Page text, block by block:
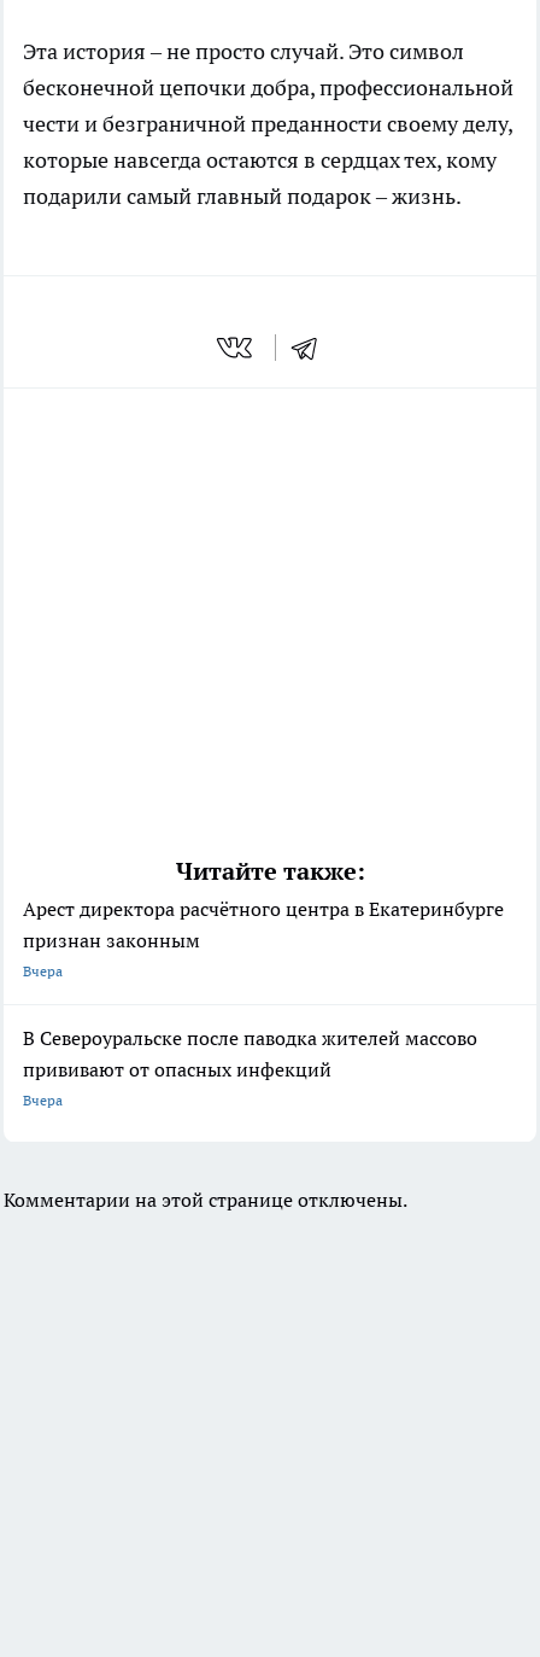
Эта история – не просто случай. Это символ
бесконечной цепочки добра, профессиональной
чести и безграничной преданности своему делу,
которые навсегда остаются в сердцах тех, кому
подарили самый главный подарок – жизнь.
Читайте также:
Арест директора расчётного центра в Екатеринбурге
признан законным
Вчера
В Североуральске после паводка жителей массово
прививают от опасных инфекций
Вчера
Комментарии на этой странице отключены.